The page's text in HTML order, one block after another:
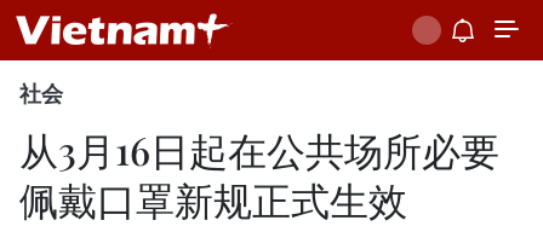
社会
从3月16日起在公共场所必要
佩戴口罩新规正式生效